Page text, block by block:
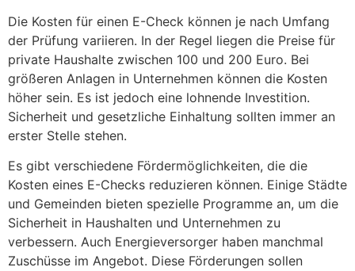
Die Kosten für einen E-Check können je nach Umfang
der Prüfung variieren. In der Regel liegen die Preise für
private Haushalte zwischen 100 und 200 Euro. Bei
größeren Anlagen in Unternehmen können die Kosten
höher sein. Es ist jedoch eine lohnende Investition.
Sicherheit und gesetzliche Einhaltung sollten immer an
erster Stelle stehen.
Es gibt verschiedene Fördermöglichkeiten, die die
Kosten eines E-Checks reduzieren können. Einige Städte
und Gemeinden bieten spezielle Programme an, um die
Sicherheit in Haushalten und Unternehmen zu
verbessern. Auch Energieversorger haben manchmal
Zuschüsse im Angebot. Diese Förderungen sollen